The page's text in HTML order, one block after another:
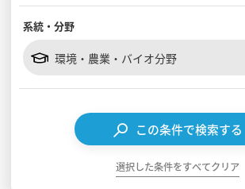
見学会WEB手引書
系統・分野
環境・農業・バイオ分野
この条件で検索する
選択した条件をすべてクリア